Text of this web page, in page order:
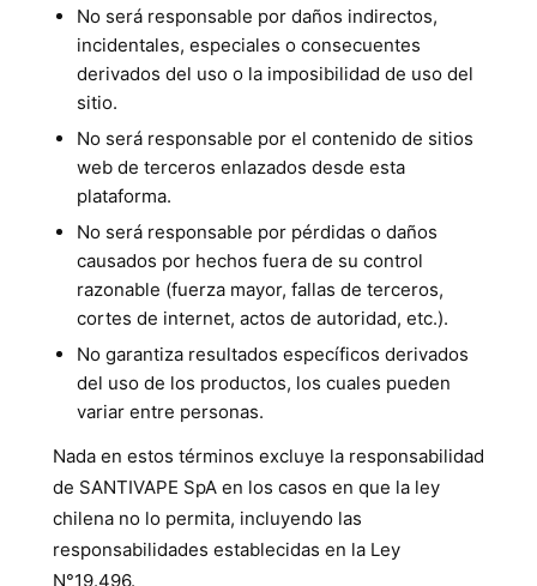
No será responsable por daños indirectos,
incidentales, especiales o consecuentes
derivados del uso o la imposibilidad de uso del
sitio.
No será responsable por el contenido de sitios
web de terceros enlazados desde esta
plataforma.
No será responsable por pérdidas o daños
causados por hechos fuera de su control
razonable (fuerza mayor, fallas de terceros,
cortes de internet, actos de autoridad, etc.).
No garantiza resultados específicos derivados
del uso de los productos, los cuales pueden
variar entre personas.
Nada en estos términos excluye la responsabilidad
de SANTIVAPE SpA en los casos en que la ley
chilena no lo permita, incluyendo las
responsabilidades establecidas en la Ley
N°19.496.